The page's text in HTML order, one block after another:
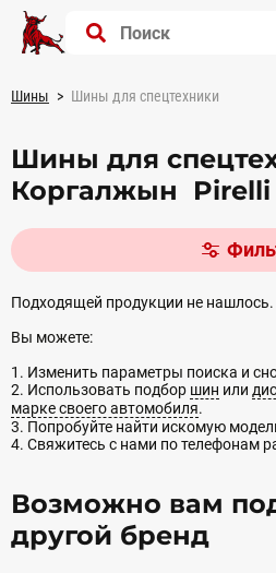
Шины Шины для спецтехники
Шины для
Коргалжын Pirelli
Подходящей продукции не нашлось.
Вы можете:
1. Изменить параметры поиска и
2. Использовать подбор шин или
марке своего автомобиля.
3. Попробуйте найти искомую
4. Свяжитесь с нами по телефонам
Возможно вам
другой бренд